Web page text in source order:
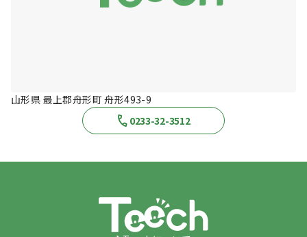
山形県 最上郡舟形町 舟形493-9
0233-32-3512